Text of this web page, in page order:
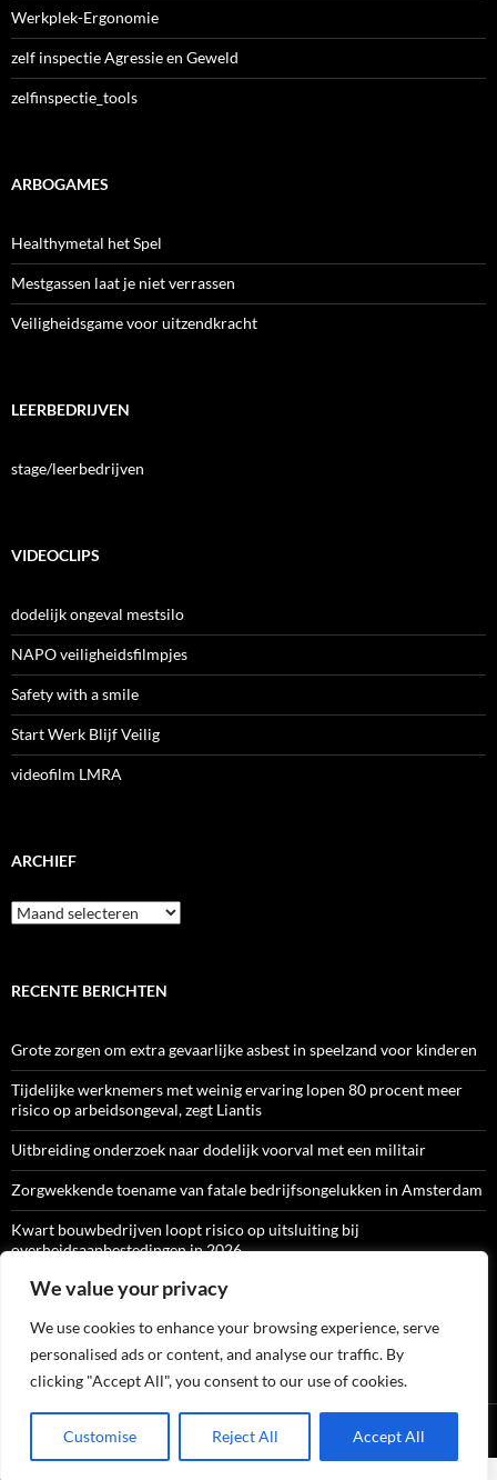
We value your privacy
We use cookies to enhance your browsing experience, serve
personalised ads or content, and analyse our traffic. By
clicking "Accept All", you consent to our use of cookies.
Customise Reject All Accept All
Werkplek-Ergonomie
zelf inspectie Agressie en Geweld
zelfinspectie_tools
ARBOGAMES
Healthymetal het Spel
Mestgassen laat je niet verrassen
Veiligheidsgame voor uitzendkracht
LEERBEDRIJVEN
stage/leerbedrijven
VIDEOCLIPS
dodelijk ongeval mestsilo
NAPO veiligheidsfilmpjes
Safety with a smile
Start Werk Blijf Veilig
videofilm LMRA
ARCHIEF
Archief
RECENTE BERICHTEN
Grote zorgen om extra gevaarlijke asbest in speelzand voor kinderen
Tijdelijke werknemers met weinig ervaring lopen 80 procent meer
risico op arbeidsongeval, zegt Liantis
Uitbreiding onderzoek naar dodelijk voorval met een militair
Zorgwekkende toename van fatale bedrijfsongelukken in Amsterdam
Kwart bouwbedrijven loopt risico op uitsluiting bij
overheidsaanbestedingen in 2026
ARBO-CATALOGI
Ondersteund door WordPress